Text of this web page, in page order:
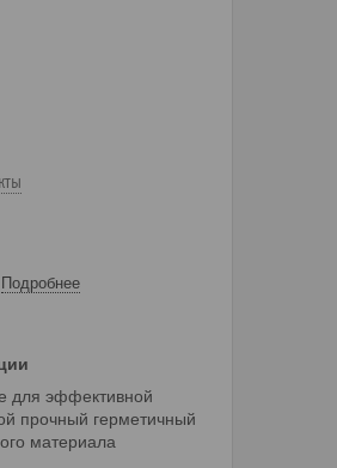
Подробнее
для эффективной
прочный герметичный
материала